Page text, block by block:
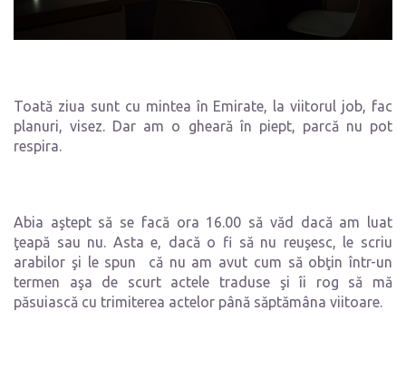
Toată ziua sunt cu mintea în Emirate, la viitorul job, fac
planuri, visez. Dar am o gheară în piept, parcă nu pot
respira.
Abia aştept să se facă ora 16.00 să văd dacă am luat
ţeapă sau nu. Asta e, dacă o fi să nu reuşesc, le scriu
arabilor şi le spun că nu am avut cum să obţin într-un
termen aşa de scurt actele traduse şi îi rog să mă
păsuiască cu trimiterea actelor până săptămâna viitoare.